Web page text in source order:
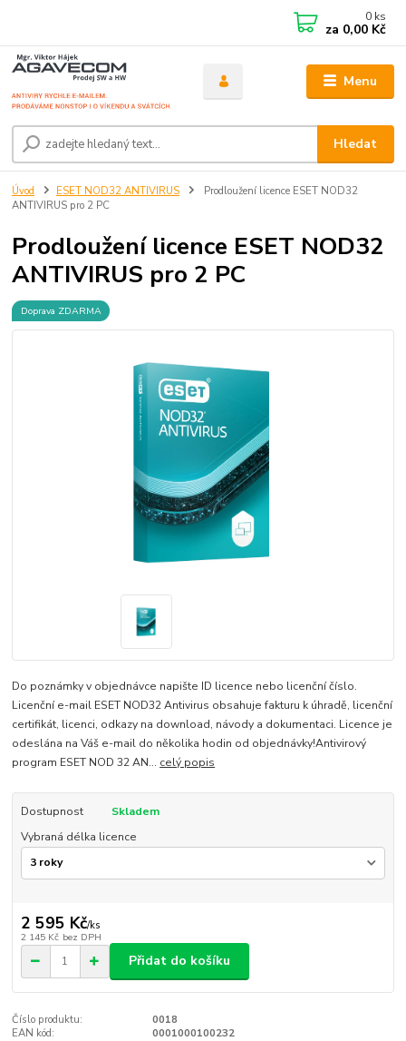
Menu
Hledat
0 ks
za 0,00 Kč
Úvod ESET NOD32 ANTIVIRUS
Prodloužení licence ESET NOD32
ANTIVIRUS pro 2 PC
Prodloužení licence ESET NOD32
ANTIVIRUS pro 2 PC
Doprava ZDARMA
Do poznámky v objednávce napište ID licence nebo licenční číslo.
Licenční e-mail ESET NOD32 Antivirus obsahuje fakturu k úhradě, licenční
certifikát, licenci, odkazy na download, návody a dokumentaci. Licence je
odeslána na Váš e-mail do několika hodin od objednávky!Antivirový
program ESET NOD 32 AN... celý popis
Dostupnost
Skladem
Vybraná délka licence
2 595 Kč/ks
2 145 Kč bez DPH
Přidat do košíku
Číslo produktu:
0018
EAN kód:
0001000100232